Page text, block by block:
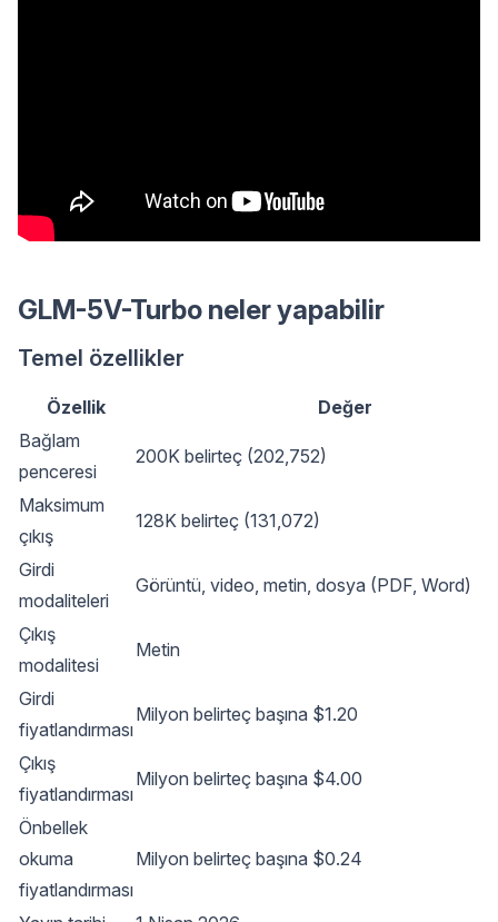
GLM-5V-Turbo neler yapabilir
Temel özellikler
Özellik
Değer
Bağlam
penceresi
200K belirteç (202,752)
Maksimum
çıkış
128K belirteç (131,072)
Girdi
modaliteleri
Görüntü, video, metin, dosya (PDF, Word)
Çıkış
modalitesi
Metin
Girdi
fiyatlandırması
Milyon belirteç başına $1.20
Çıkış
fiyatlandırması
Milyon belirteç başına $4.00
Önbellek
okuma
fiyatlandırması
Milyon belirteç başına $0.24